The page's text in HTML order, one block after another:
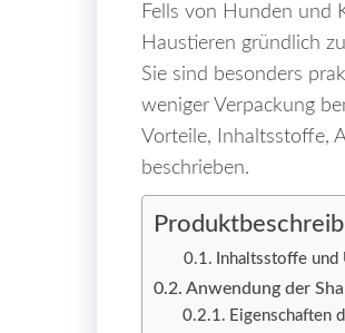
Fells von Hunden und
Haustieren gründlich
Sie sind besonders
weniger Verpackung
Vorteile, Inhaltsstoffe,
beschrieben.
Inhaltsstoffe
Anwendung der
Eigenschaften